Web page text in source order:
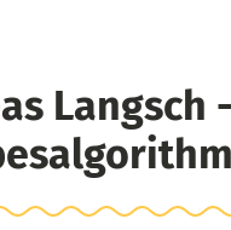
Langsch